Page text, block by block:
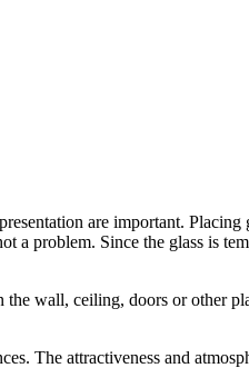
are important.
problem. Since the glass is
wall, ceiling, doors or other
The attractiveness and